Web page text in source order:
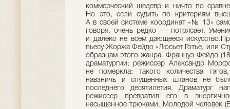
коммерческий шедевр и ничто по
Но это, если судить по критериям
А в своей системе координат «№ 13»
говоря, очень редко — потрясает.
и далеко не всем дающееся
пьесу Жоржа Фейдо «Люсьет Готье, или
образцам этого жанра. Француз Фейдо
драматургии; режиссер Александр
не померкла: такого количества
навзничь и спущенных штанов не
последнего десятилетия. Драматург
режиссер превратил его в
насыщенное трюками. Молодой человек